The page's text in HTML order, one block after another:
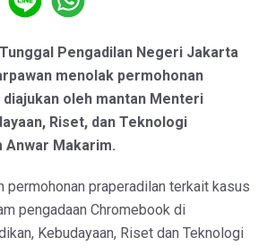
Pengadilan Negeri Jakarta
menolak permohonan
oleh mantan Menteri
Riset, dan Teknologi
Anwar Makarim.
permohonan praperadilan terkait kasus
pengadaan Chromebook di
Kebudayaan, Riset dan Teknologi